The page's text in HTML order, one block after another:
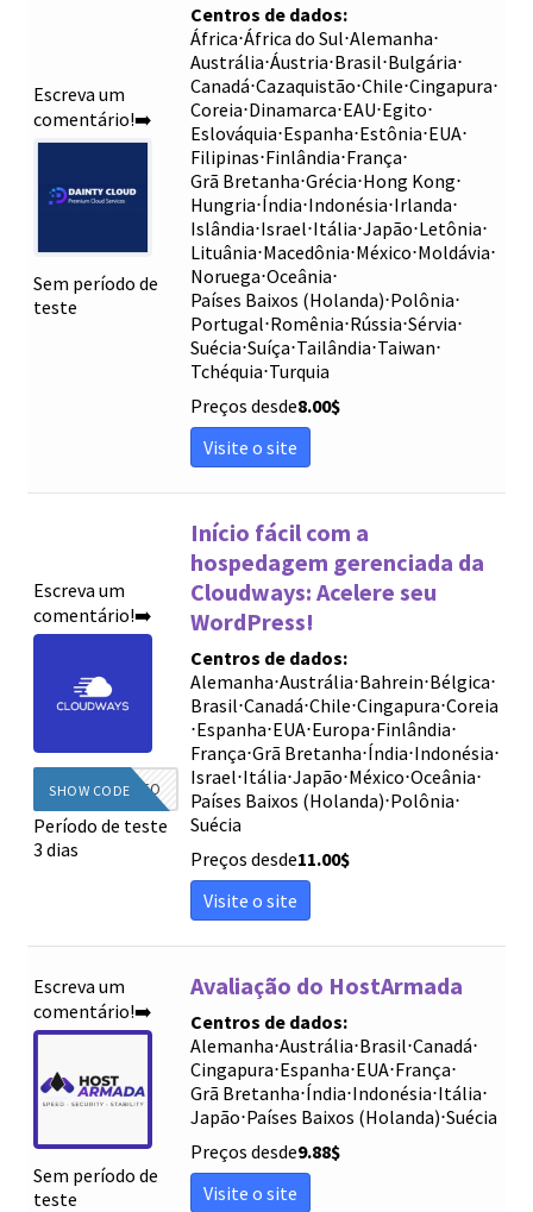
Escreva um
comentário!➡️
Sem período de
teste
Centros de dados:
África⋅África do Sul⋅Alemanha⋅
Austrália⋅Áustria⋅Brasil⋅Bulgária⋅
Canadá⋅Cazaquistão⋅Chile⋅Cingapura⋅
Coreia⋅Dinamarca⋅EAU⋅Egito⋅
Eslováquia⋅Espanha⋅Estônia⋅EUA⋅
Filipinas⋅Finlândia⋅França⋅
Grã Bretanha⋅Grécia⋅Hong Kong⋅
Hungria⋅Índia⋅Indonésia⋅Irlanda⋅
Islândia⋅Israel⋅Itália⋅Japão⋅Letônia⋅
Lituânia⋅Macedônia⋅México⋅Moldávia⋅
Noruega⋅Oceânia⋅
Países Baixos (Holanda)⋅Polônia⋅
Portugal⋅Romênia⋅Rússia⋅Sérvia⋅
Suécia⋅Suíça⋅Tailândia⋅Taiwan⋅
Tchéquia⋅Turquia
Preços desde8.00$
Visite o site
Escreva um
comentário!➡️
DIEGINFO
SHOW CODE
Período de teste
3 dias
Início fácil com a
hospedagem gerenciada da
Cloudways: Acelere seu
WordPress!
Centros de dados:
Alemanha⋅Austrália⋅Bahrein⋅Bélgica⋅
Brasil⋅Canadá⋅Chile⋅Cingapura⋅Coreia
⋅Espanha⋅EUA⋅Europa⋅Finlândia⋅
França⋅Grã Bretanha⋅Índia⋅Indonésia⋅
Israel⋅Itália⋅Japão⋅México⋅Oceânia⋅
Países Baixos (Holanda)⋅Polônia⋅
Suécia
Preços desde11.00$
Visite o site
Escreva um
comentário!➡️
Sem período de
teste
Avaliação do HostArmada
Centros de dados:
Alemanha⋅Austrália⋅Brasil⋅Canadá⋅
Cingapura⋅Espanha⋅EUA⋅França⋅
Grã Bretanha⋅Índia⋅Indonésia⋅Itália⋅
Japão⋅Países Baixos (Holanda)⋅Suécia
Preços desde9.88$
Visite o site